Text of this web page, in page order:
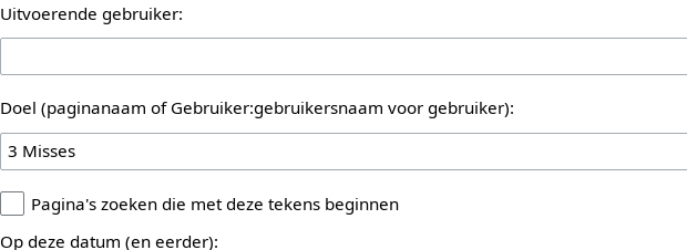
Uitvoerende gebruiker:
Doel (paginanaam of Gebruiker:gebruikersnaam voor gebruiker):
Pagina's zoeken die met deze tekens beginnen
Op deze datum (en eerder):